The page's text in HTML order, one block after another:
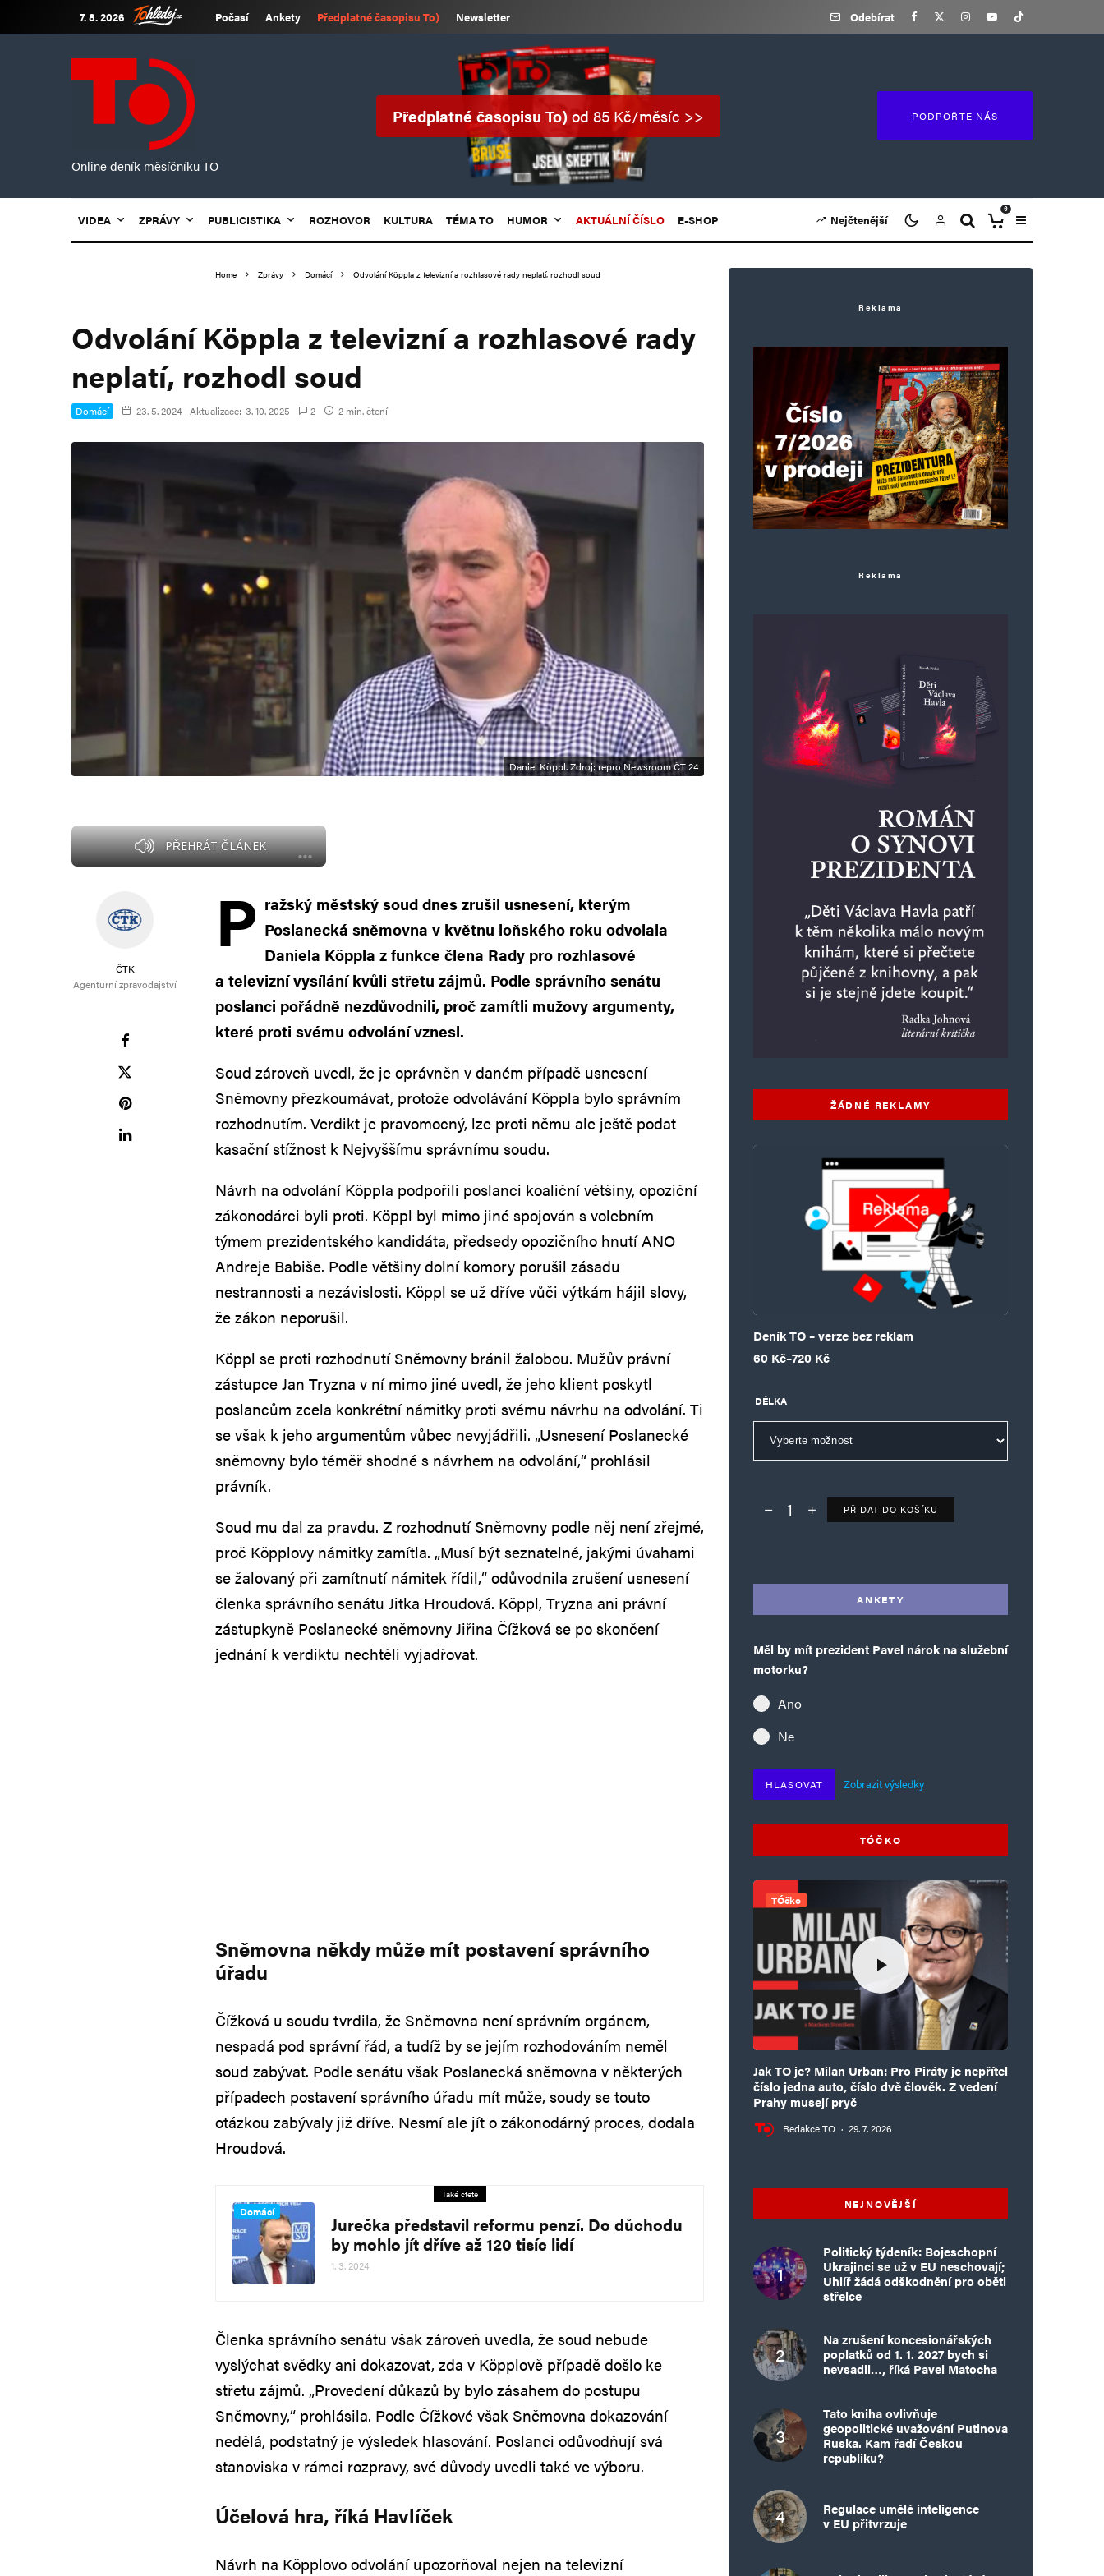
7. 8. 2026 Počasí Ankety Předplatné časopisu To) Newsletter Odebírat
Online deník měsíčníku TO
Předplatné časopisu To)od 85 Kč/měsíc >> PODPOŘTE NÁS
VIDEA ZPRÁVY PUBLICISTIKA ROZHOVOR KULTURA TÉMA TO HUMOR AKTUÁLNÍ ČÍSLO E-SHOP Nejčtenější
0
Home Zprávy Domácí Odvolání Köppla z televizní a rozhlasové rady neplatí, rozhodl soud
Odvolání Köppla z televizní a rozhlasové rady
neplatí, rozhodl soud
Domácí 23. 5. 2024 Aktualizace: 3. 10. 2025 2 2 min. čtení
Daniel Köppl. Zdroj: repro Newsroom ČT 24
PŘEHRÁT ČLÁNEK
ČTK
Agenturní zpravodajství
P ražský městský soud dnes zrušil usnesení, kterým
Poslanecká sněmovna v květnu loňského roku odvolala
Daniela Köppla z funkce člena Rady pro rozhlasové
a televizní vysílání kvůli střetu zájmů. Podle správního senátu
poslanci pořádně nezdůvodnili, proč zamítli mužovy argumenty,
které proti svému odvolání vznesl.
Soud zároveň uvedl, že je oprávněn v daném případě usnesení
Sněmovny přezkoumávat, protože odvolávání Köppla bylo správním
rozhodnutím. Verdikt je pravomocný, lze proti němu ale ještě podat
kasační stížnost k Nejvyššímu správnímu soudu.
Návrh na odvolání Köppla podpořili poslanci koaliční většiny, opoziční
zákonodárci byli proti. Köppl byl mimo jiné spojován s volebním
týmem prezidentského kandidáta, předsedy opozičního hnutí ANO
Andreje Babiše. Podle většiny dolní komory porušil zásadu
nestrannosti a nezávislosti. Köppl se už dříve vůči výtkám hájil slovy,
že zákon neporušil.
Köppl se proti rozhodnutí Sněmovny bránil žalobou. Mužův právní
zástupce Jan Tryzna v ní mimo jiné uvedl, že jeho klient poskytl
poslancům zcela konkrétní námitky proti svému návrhu na odvolání. Ti
se však k jeho argumentům vůbec nevyjádřili. „Usnesení Poslanecké
sněmovny bylo téměř shodné s návrhem na odvolání,“ prohlásil
právník.
Soud mu dal za pravdu. Z rozhodnutí Sněmovny podle něj není zřejmé,
proč Köpplovy námitky zamítla. „Musí být seznatelné, jakými úvahami
se žalovaný při zamítnutí námitek řídil,“ odůvodnila zrušení usnesení
členka správního senátu Jitka Hroudová. Köppl, Tryzna ani právní
zástupkyně Poslanecké sněmovny Jiřina Čížková se po skončení
jednání k verdiktu nechtěli vyjadřovat.
Sněmovna někdy může mít postavení správního
úřadu
Čížková u soudu tvrdila, že Sněmovna není správním orgánem,
nespadá pod správní řád, a tudíž by se jejím rozhodováním neměl
soud zabývat. Podle senátu však Poslanecká sněmovna v některých
případech postavení správního úřadu mít může, soudy se touto
otázkou zabývaly již dříve. Nesmí ale jít o zákonodárný proces, dodala
Hroudová.
Také čtěte
Domácí
Jurečka představil reformu penzí. Do důchodu
by mohlo jít dříve až 120 tisíc lidí
1. 3. 2024
Členka správního senátu však zároveň uvedla, že soud nebude
vyslýchat svědky ani dokazovat, zda v Köpplově případě došlo ke
střetu zájmů. „Provedení důkazů by bylo zásahem do postupu
Sněmovny,“ prohlásila. Podle Čížkové však Sněmovna dokazování
nedělá, podstatný je výsledek hlasování. Poslanci odůvodňují svá
stanoviska v rámci rozpravy, své důvody uvedli také ve výboru.
Účelová hra, říká Havlíček
Návrh na Köpplovo odvolání upozorňoval nejen na televizní
Reklama
Reklama
ŽÁDNÉ REKLAMY
Deník TO – verze bez reklam
60 Kč–720 Kč
Rozpětí cen: 60 Kč až 720 Kč
DÉLKA
Deník TO – verze bez reklam množství
PŘIDAT DO KOŠÍKU
ANKETY
Měl by mít prezident Pavel nárok na služební
motorku?
Ano
Ne
HLASOVAT Zobrazit výsledky
TÓČKO
TÓčko
Jak TO je? Milan Urban: Pro Piráty je nepřítel
číslo jedna auto, číslo dvě člověk. Z vedení
Prahy musejí pryč
Redakce TO · 29. 7. 2026
NEJNOVĚJŠÍ
Politický týdeník: Bojeschopní
Ukrajinci se už v EU neschovají;
Uhlíř žádá odškodnění pro oběti
střelce
Na zrušení koncesionářských
poplatků od 1. 1. 2027 bych si
nevsadil…, říká Pavel Matocha
Tato kniha ovlivňuje
geopolitické uvažování Putinova
Ruska. Kam řadí Českou
republiku?
Regulace umělé inteligence
v EU přitvrzuje